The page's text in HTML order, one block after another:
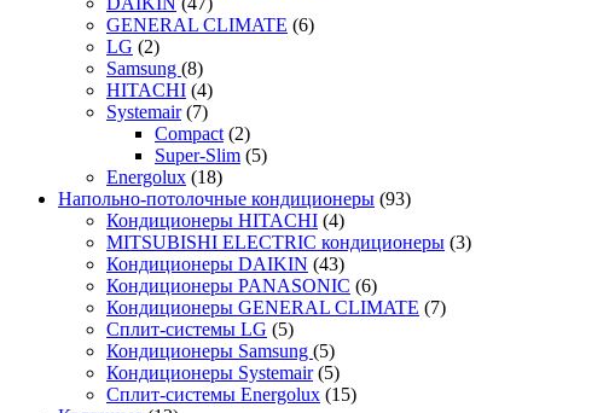
GENERAL CLIMATE (6)
LG (2)
Samsung (8)
HITACHI (4)
Systemair (7)
Compact (2)
Super-Slim (5)
Energolux (18)
Напольно-потолочные кондиционеры (93)
Кондиционеры HITACHI (4)
MITSUBISHI ELECTRIC кондиционеры (3)
Кондиционеры DAIKIN (43)
Кондиционеры PANASONIC (6)
Кондиционеры GENERAL CLIMATE (7)
Сплит-системы LG (5)
Кондиционеры Samsung (5)
Кондиционеры Systemair (5)
Сплит-системы Energolux (15)